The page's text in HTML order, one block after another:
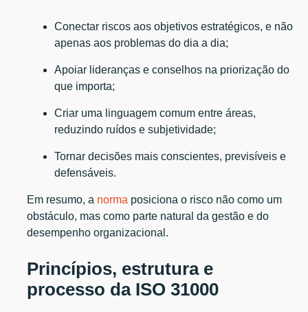
Conectar riscos aos objetivos estratégicos, e não
apenas aos problemas do dia a dia;
Apoiar lideranças e conselhos na priorização do
que importa;
Criar uma linguagem comum entre áreas,
reduzindo ruídos e subjetividade;
Tornar decisões mais conscientes, previsíveis e
defensáveis.
Em resumo, a norma posiciona o risco não como um
obstáculo, mas como parte natural da gestão e do
desempenho organizacional.
Princípios, estrutura e
processo da ISO 31000